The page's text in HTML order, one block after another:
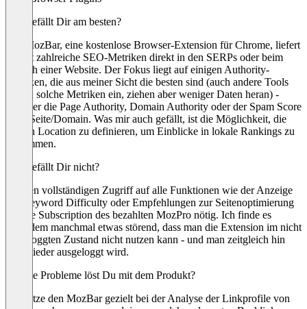
Was gefällt Dir am besten?
Der MozBar, eine kostenlose Browser-Extension für Chrome, liefert
instant zahlreiche SEO-Metriken direkt in den SERPs oder beim
Besuch einer Website. Der Fokus liegt auf einigen Authority-
Metriken, die aus meiner Sicht die besten sind (auch andere Tools
führen solche Metriken ein, ziehen aber weniger Daten heran) -
darunter die Page Authority, Domain Authority oder der Spam Score
einer Seite/Domain. Was mir auch gefällt, ist die Möglichkeit, die
Search Location zu definieren, um Einblicke in lokale Rankings zu
bekommen.
Was gefällt Dir nicht?
Für den vollständigen Zugriff auf alle Funktionen wie der Anzeige
der Keyword Difficulty oder Empfehlungen zur Seitenoptimierung
ist eine Subscription des bezahlten MozPro nötig. Ich finde es
außerdem manchmal etwas störend, dass man die Extension im nicht
eingeloggten Zustand nicht nutzen kann - und man zeitgleich hin
und wieder ausgeloggt wird.
Welche Probleme löst Du mit dem Produkt?
Ich nutze den MozBar gezielt bei der Analyse der Linkprofile von